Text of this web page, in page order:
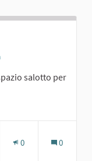
salotto per
0 0